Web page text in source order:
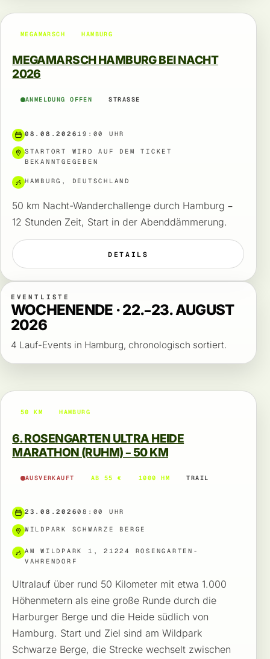
MEGAMARSCH HAMBURG
MEGAMARSCH HAMBURG BEI NACHT
2026
ANMELDUNG OFFEN STRASSE
08.08.2026 19:00 UHR
STARTORT WIRD AUF DEM TICKET
BEKANNTGEGEBEN
HAMBURG, DEUTSCHLAND
50 km Nacht-Wanderchallenge durch Hamburg –
12 Stunden Zeit, Start in der Abenddämmerung.
DETAILS
EVENTLISTE
WOCHENENDE · 22.–23. AUGUST
2026
4 Lauf-Events in Hamburg, chronologisch sortiert.
50 KM HAMBURG
6. ROSENGARTEN ULTRA HEIDE
MARATHON (RUHM) – 50 KM
AUSVERKAUFT AB 55 € 1000 HM TRAIL
23.08.202608:00 UHR
WILDPARK SCHWARZE BERGE
AM WILDPARK 1, 21224 ROSENGARTEN-
VAHRENDORF
Ultralauf über rund 50 Kilometer mit etwa 1.000
Höhenmetern als eine große Runde durch die
Harburger Berge und die Heide südlich von
Hamburg. Start und Ziel sind am Wildpark
Schwarze Berge, die Strecke wechselt zwischen